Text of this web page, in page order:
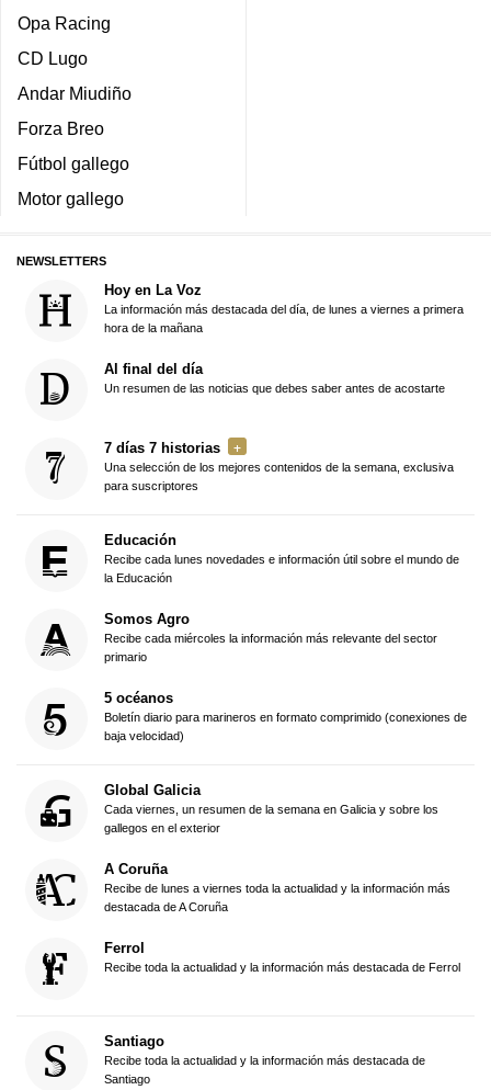
Opa Racing
CD Lugo
Andar Miudiño
Forza Breo
Fútbol gallego
Motor gallego
NEWSLETTERS
Hoy en La Voz
La información más destacada del día, de lunes a viernes a primera
hora de la mañana
Al final del día
Un resumen de las noticias que debes saber antes de acostarte
7 días 7 historias
Una selección de los mejores contenidos de la semana, exclusiva
para suscriptores
Educación
Recibe cada lunes novedades e información útil sobre el mundo de
la Educación
Somos Agro
Recibe cada miércoles la información más relevante del sector
primario
5 océanos
Boletín diario para marineros en formato comprimido (conexiones de
baja velocidad)
Global Galicia
Cada viernes, un resumen de la semana en Galicia y sobre los
gallegos en el exterior
A Coruña
Recibe de lunes a viernes toda la actualidad y la información más
destacada de A Coruña
Ferrol
Recibe toda la actualidad y la información más destacada de Ferrol
Santiago
Recibe toda la actualidad y la información más destacada de
Santiago